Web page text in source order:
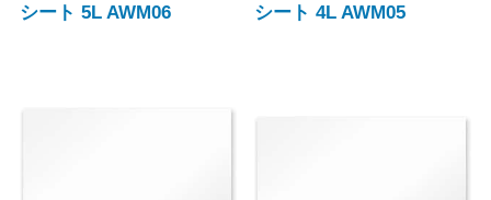
シート 5L AWM06
シート 4L AWM05